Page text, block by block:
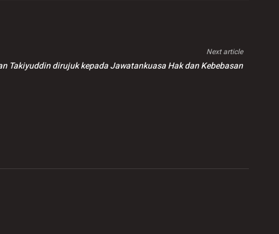
Next article
Takiyuddin dirujuk kepada Jawatankuasa Hak dan Kebebasan